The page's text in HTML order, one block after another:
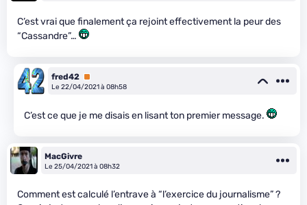
C’est vrai que finalement ça rejoint effectivement la peur des
“Cassandre”…
fred42 Premium
Le 22/04/2021 à 08h58
C’est ce que je me disais en lisant ton premier message.
MacGivre
Le 25/04/2021 à 08h32
Comment est calculé l’entrave à “l’exercice du journalisme” ?